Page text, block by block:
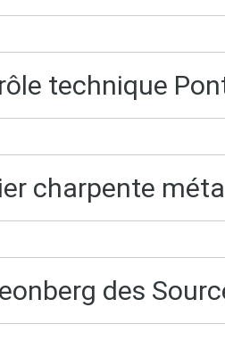
technique
charpente
des